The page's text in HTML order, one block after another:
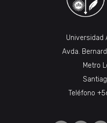
Universidad
Avda.
Metro
Teléfono